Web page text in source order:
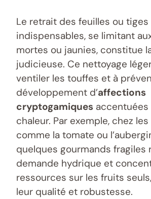
Le retrait des feuilles ou tiges
indispensables, se limitant
mortes ou jaunies, constitue
judicieuse. Ce nettoyage
ventiler les touffes et à
développement d’affections
cryptogamiques accentuées
chaleur. Par exemple, chez
comme la tomate ou
quelques gourmands fragiles
demande hydrique et
ressources sur les fruits
leur qualité et robustesse.